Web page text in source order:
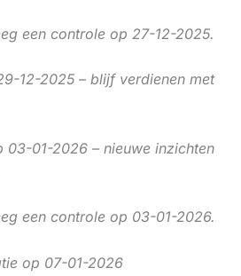
een controle op 27-12-2025.
12-2025 – blijf verdienen met
03-01-2026 – nieuwe inzichten
een controle op 03-01-2026.
op 07-01-2026